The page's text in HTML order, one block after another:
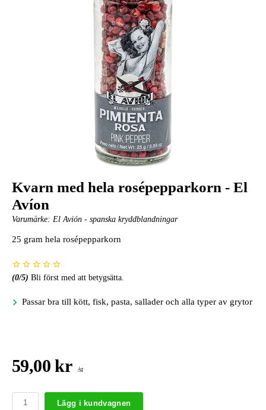
Kvarn med hela rosépepparkorn - El
Avíon
Varumärke: El Avión - spanska kryddblandningar
25 gram hela rosépepparkorn
(0/5) Bli först med att betygsätta.
Passar bra till kött, fisk, pasta, sallader och alla typer av grytor
59,00 kr /st
Lägg i kundvagnen